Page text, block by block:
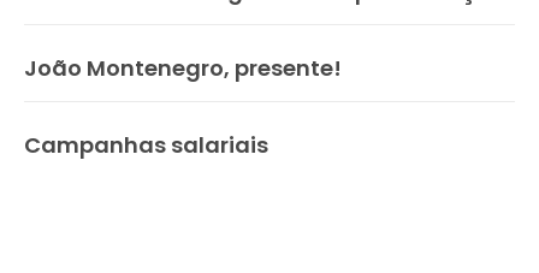
João Montenegro, presente!
Campanhas salariais